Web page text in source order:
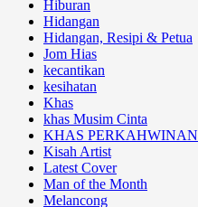
Hiburan
Hidangan
Hidangan, Resipi & Petua
Jom Hias
kecantikan
kesihatan
Khas
khas Musim Cinta
KHAS PERKAHWINAN
Kisah Artist
Latest Cover
Man of the Month
Melancong